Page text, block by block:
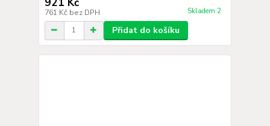
761 Kč bez DPH Skladem 2
Přidat do košíku